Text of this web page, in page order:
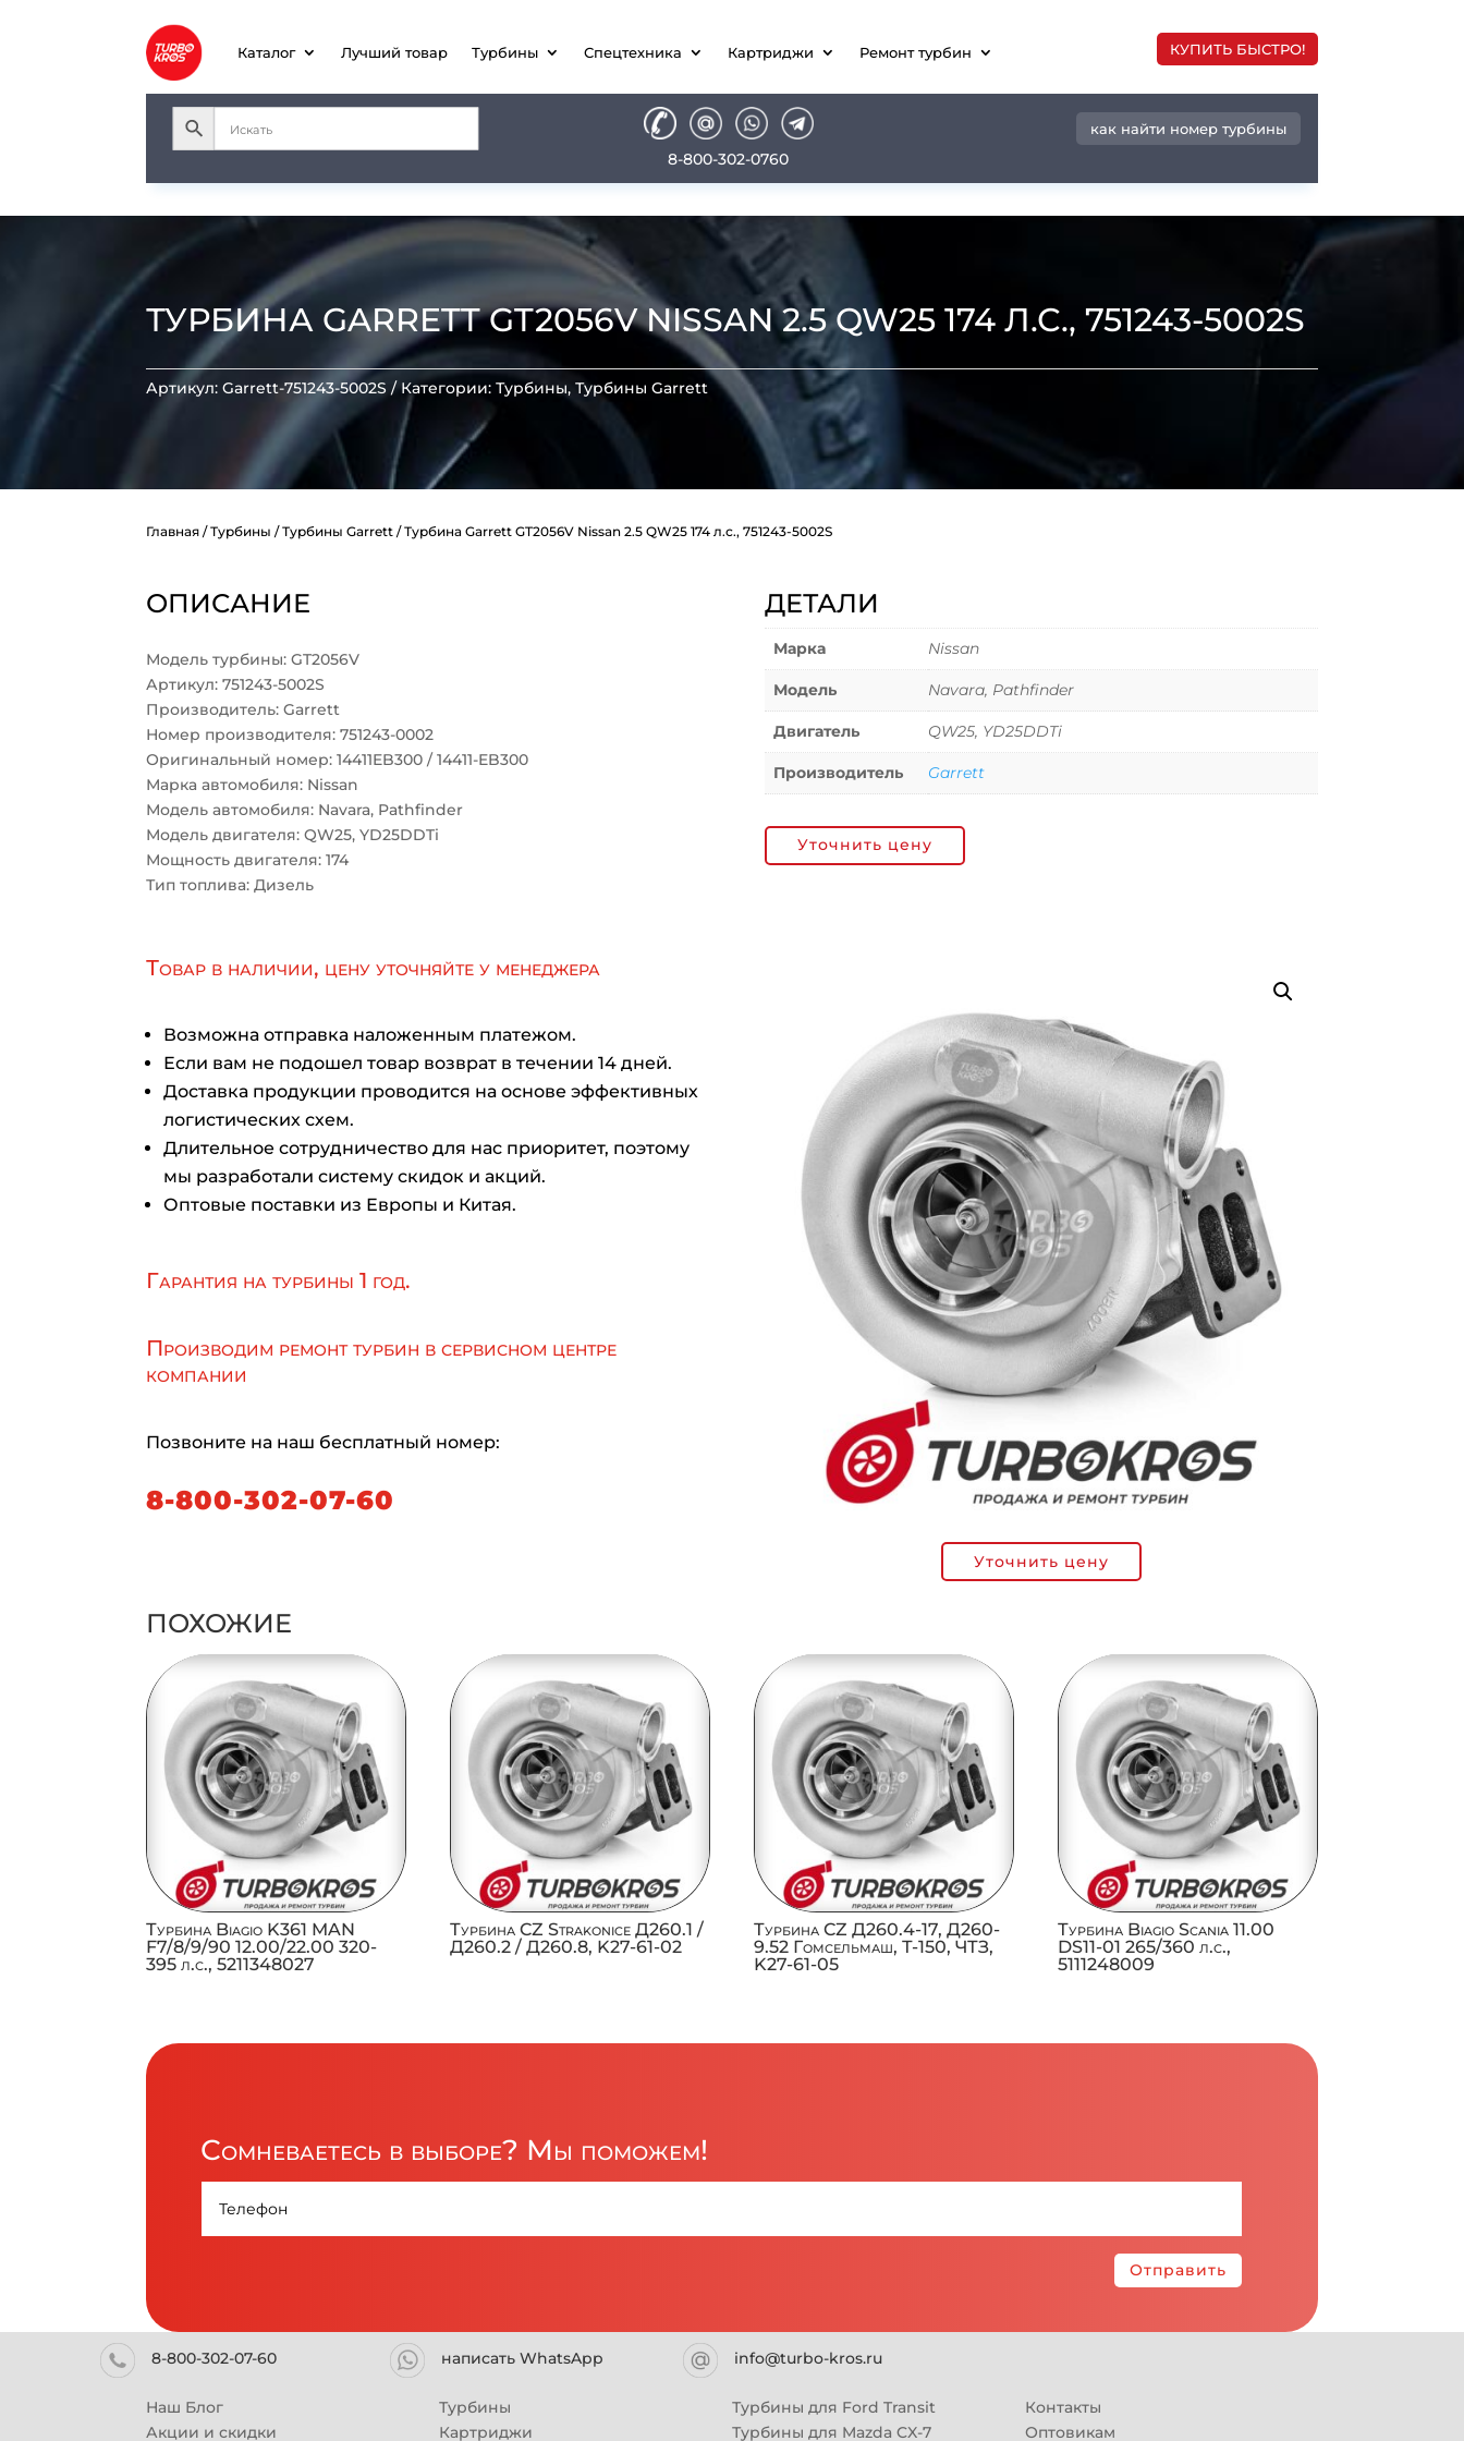
Каталог Лучший товар Турбины Спецтехника Картриджи Ремонт турбин КУПИТЬ БЫСТРО!
8-800-302-0760
как найти номер турбины
ТУРБИНА GARRETT GT2056V NISSAN 2.5 QW25 174 Л.С., 751243-5002S
Артикул:Garrett-751243-5002S Категории:Турбины,Турбины Garrett
Главная /Турбины /Турбины Garrett / Турбина Garrett GT2056V Nissan 2.5 QW25 174 л.с., 751243-5002S
ОПИСАНИЕ
Модель турбины: GT2056V
Артикул: 751243-5002S
Производитель: Garrett
Номер производителя: 751243-0002
Оригинальный номер: 14411EB300 / 14411-EB300
Марка автомобиля: Nissan
Модель автомобиля: Navara, Pathfinder
Модель двигателя: QW25, YD25DDTi
Мощность двигателя: 174
Тип топлива: Дизель
ДЕТАЛИ
Марка Nissan
Модель Navara, Pathfinder
Двигатель QW25, YD25DDTi
Производитель Garrett
Уточнить цену
Товар в наличии, цену уточняйте у менеджера
Возможна отправка наложенным платежом.
Если вам не подошел товар возврат в течении 14 дней.
Доставка продукции проводится на основе эффективных
логистических схем.
Длительное сотрудничество для нас приоритет, поэтому
мы разработали систему скидок и акций.
Оптовые поставки из Европы и Китая.
Гарантия на турбины 1 год.
Производим ремонт турбин в сервисном центре
компании
Позвоните на наш бесплатный номер:
8-800-302-07-60
Уточнить цену
ПОХОЖИЕ
Турбина Biagio K361 MAN
F7/8/9/90 12.00/22.00 320-
395 л.с., 5211348027
Турбина CZ Strakonice Д260.1 /
Д260.2 / Д260.8, K27-61-02
Турбина CZ Д260.4-17, Д260-
9.52 Гомсельмаш, Т-150, ЧТЗ,
K27-61-05
Турбина Biagio Scania 11.00
DS11-01 265/360 л.с.,
5111248009
Сомневаетесь в выборе? Мы поможем!
Отправить
8-800-302-07-60 написать WhatsApp info@turbo-kros.ru
Наш Блог
Акции и скидки
Турбины
Картриджи
Турбины для Ford Transit
Турбины для Mazda CX-7
Контакты
Оптовикам